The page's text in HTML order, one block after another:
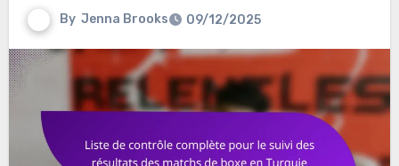
By Jenna Brooks 09/12/2025